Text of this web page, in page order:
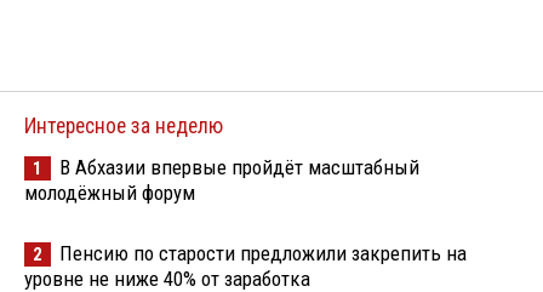
Интересное за неделю
1
В Абхазии впервые пройдёт масштабный
молодёжный форум
2
Пенсию по старости предложили закрепить на
уровне не ниже 40% от заработка